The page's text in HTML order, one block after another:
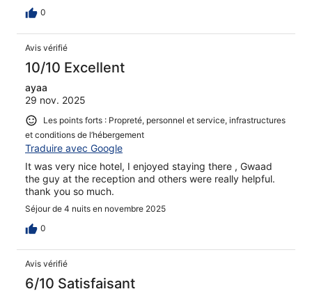
0
Avis vérifié
10/10 Excellent
ayaa
29 nov. 2025
Les points forts : Propreté, personnel et service, infrastructures
et conditions de l’hébergement
Traduire avec Google
It was very nice hotel, I enjoyed staying there , Gwaad
the guy at the reception and others were really helpful.
thank you so much.
Séjour de 4 nuits en novembre 2025
0
Avis vérifié
6/10 Satisfaisant